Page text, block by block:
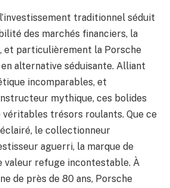
traditionnel séduit
des marchés financiers, la
et particulièrement la Porsche
en alternative séduisante. Alliant
incomparables, et
mythique, ces bolides
véritables trésors roulants. Que ce
le collectionneur
aguerri, la marque de
refuge incontestable. À
de près de 80 ans, Porsche